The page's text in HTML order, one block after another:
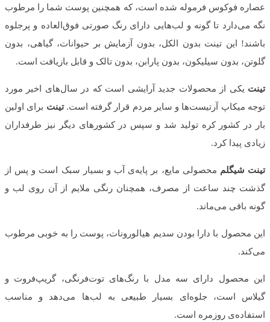
عصاره فوکوس فرموله شده است، که همچنین پوست شما را مرطوب
نگه می‌دارد تا گونه و لب‌هایی دارای رنگ صورتی فوق‌العاده و پرجلوه
باشند! این تینت بدون الکل، بدون آزمایش بر حیوانات، گیاهی، بدون
گلوتن، بدون سیلیکون، بدون پارابن، بدون تالک و قابل بازیافت است.
تینت یکی از محصولات جدید آرایشی است که در سال‌های اخیر مورد
توجه میکاپ آرتیست‌ها و سایر مردم قرار گرفته است.تینت برای اولین
بار در کشور کره تولید شد و سپس در کشورهای دیگر نیز طرفداران
زیادی پیدا کرد.
تینت شیگلم محصولی مایع، بر پایه‌ی آب و بسیار سبک است و پس از
گذشت چند ساعت از مصرف، همچنان رنگی ملایم از آن روی لب و
گونه باقی می‌ماند.
این محصول با دارا بودن سدیم هیالورونات، پوست را به خوبی مرطوب
می‌کند.
این محصول دارای سه مدل با رنگ‌های توت‌فرنگی، گریپ‌فروت و
گیلاس است، جلوه‌ای بسیار طبیعی به لب‌ها می‌دهد و مناسب
استفاده‌ی روزمره است.